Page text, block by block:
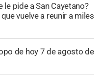
le pide a San Cayetano?
vuelve a reunir a miles
de hoy 7 de agosto de